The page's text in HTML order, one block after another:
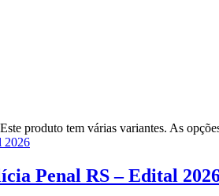
Este produto tem várias variantes. As
Penal RS – Edital